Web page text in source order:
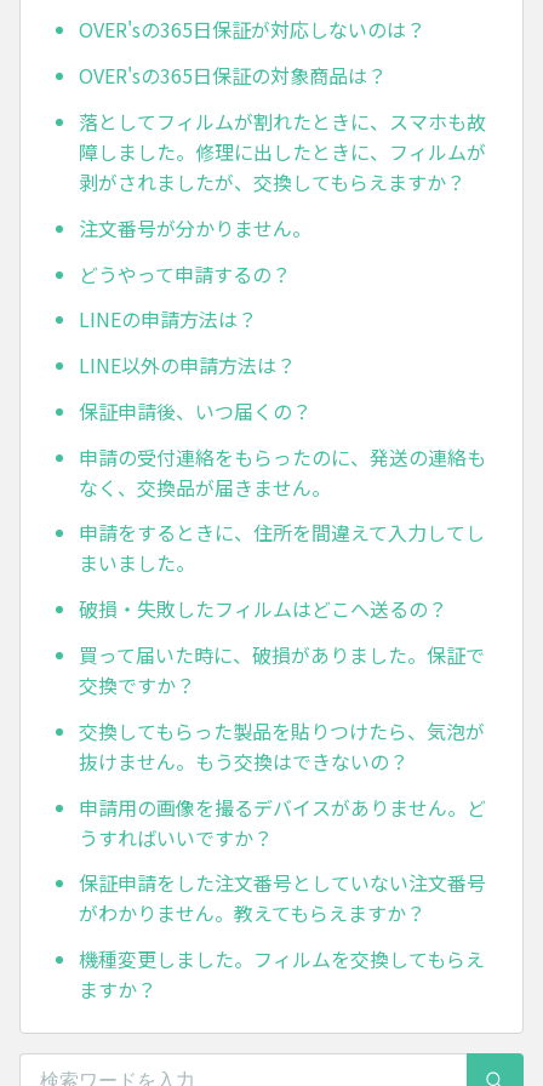
OVER'sの365日保証が対応しないのは？
OVER'sの365日保証の対象商品は？
落としてフィルムが割れたときに、スマホも故
障しました。修理に出したときに、フィルムが
剥がされましたが、交換してもらえますか？
注文番号が分かりません。
どうやって申請するの？
LINEの申請方法は？
LINE以外の申請方法は？
保証申請後、いつ届くの？
申請の受付連絡をもらったのに、発送の連絡も
なく、交換品が届きません。
申請をするときに、住所を間違えて入力してし
まいました。
破損・失敗したフィルムはどこへ送るの？
買って届いた時に、破損がありました。保証で
交換ですか？
交換してもらった製品を貼りつけたら、気泡が
抜けません。もう交換はできないの？
申請用の画像を撮るデバイスがありません。ど
うすればいいですか？
保証申請をした注文番号としていない注文番号
がわかりません。教えてもらえますか？
機種変更しました。フィルムを交換してもらえ
ますか？